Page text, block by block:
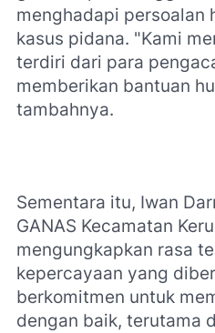
menghadapi persoalan
kasus pidana. "Kami
terdiri dari para
memberikan bantuan
tambahnya.
Sementara itu, Iwan
GANAS Kecamatan
mengungkapkan rasa
kepercayaan yang
berkomitmen untuk
dengan baik, terutama